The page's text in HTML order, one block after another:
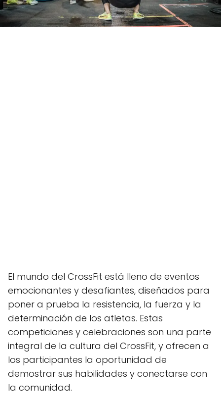
El mundo del CrossFit está lleno de eventos
emocionantes y desafiantes, diseñados para
poner a prueba la resistencia, la fuerza y la
determinación de los atletas. Estas
competiciones y celebraciones son una parte
integral de la cultura del CrossFit, y ofrecen a
los participantes la oportunidad de
demostrar sus habilidades y conectarse con
la comunidad.